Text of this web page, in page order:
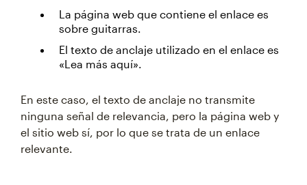
La página web que contiene el enlace es
sobre guitarras.
El texto de anclaje utilizado en el enlace es
«Lea más aquí».
En este caso, el texto de anclaje no transmite
ninguna señal de relevancia, pero la página web y
el sitio web sí, por lo que se trata de un enlace
relevante.